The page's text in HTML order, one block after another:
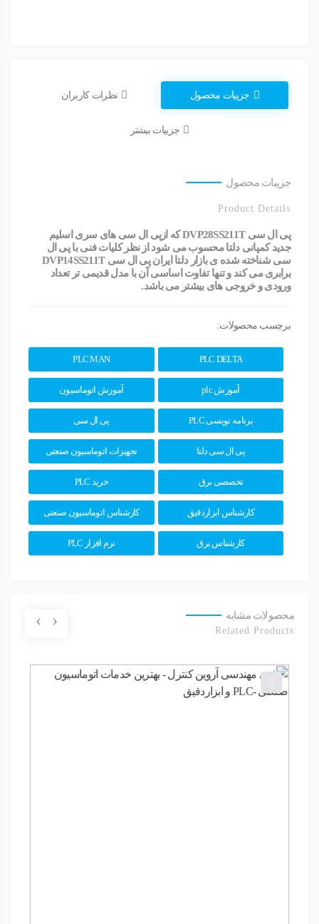
جزییات محصول نظرات کاربران
جزییات بیشتر
جزییات محصول
Product Details
پی ال سی DVP28SS211T که ازپی ال سی های سری اسلیم
جدید کمپانی دلتا محسوب می شود از نظر کلیات فنی با پی ال
سی شناخته شده ی بازار دلتا ایران پی ال سی DVP14SS211T
برابری می کند و تنها تفاوت اساسی آن با مدل قدیمی تر تعداد
ورودی و خروجی های بیشتر می باشد.
برچسب محصولات:
PLC DELTA
PLC MAN
آموزش plc آموزش اتوماسیون
برنامه نویسی PLC پی ال سی
پی ال سی دلتا تجهیزات اتوماسیون صنعتی
تخصصی برق خرید PLC
کارشناس ابزاردقیق کارشناس اتوماسیون صنعتی
کارشناس برق نرم افزار PLC
محصولات مشابه
Related Products
‹
›